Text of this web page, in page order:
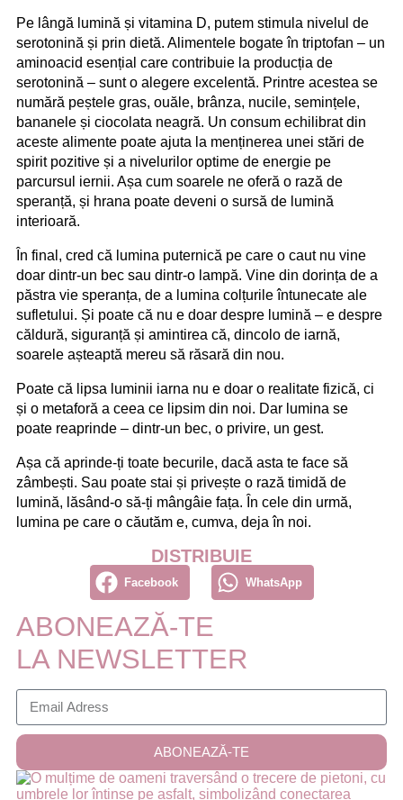
Pe lângă lumină și vitamina D, putem stimula nivelul de
serotonină și prin dietă. Alimentele bogate în triptofan – un
aminoacid esențial care contribuie la producția de
serotonină – sunt o alegere excelentă. Printre acestea se
numără peștele gras, ouăle, brânza, nucile, semințele,
bananele și ciocolata neagră. Un consum echilibrat din
aceste alimente poate ajuta la menținerea unei stări de
spirit pozitive și a nivelurilor optime de energie pe
parcursul iernii. Așa cum soarele ne oferă o rază de
speranță, și hrana poate deveni o sursă de lumină
interioară.
În final, cred că lumina puternică pe care o caut nu vine
doar dintr-un bec sau dintr-o lampă. Vine din dorința de a
păstra vie speranța, de a lumina colțurile întunecate ale
sufletului. Și poate că nu e doar despre lumină – e despre
căldură, siguranță și amintirea că, dincolo de iarnă,
soarele așteaptă mereu să răsară din nou.
Poate că lipsa luminii iarna nu e doar o realitate fizică, ci
și o metaforă a ceea ce lipsim din noi. Dar lumina se
poate reaprinde – dintr-un bec, o privire, un gest.
Așa că aprinde-ți toate becurile, dacă asta te face să
zâmbești. Sau poate stai și privește o rază timidă de
lumină, lăsând-o să-ți mângâie fața. În cele din urmă,
lumina pe care o căutăm e, cumva, deja în noi.
DISTRIBUIE
Facebook WhatsApp
ABONEAZĂ-TE
LA NEWSLETTER
ABONEAZĂ-TE